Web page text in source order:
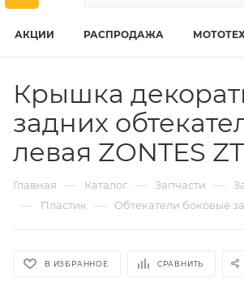
АКЦИИ РАСПРОДАЖА
Крышка
задних
левая ZONTES
Главная — Каталог — Запчасти —
— Пластик — Обтекатели боковые
В ИЗБРАННОЕ СРАВНИТЬ